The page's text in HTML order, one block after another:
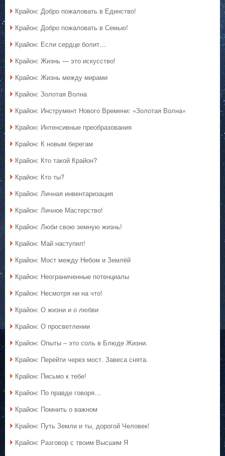
Крайон: Добро пожаловать в Единство!
Крайон: Добро пожаловать в Семью!
Крайон: Если сердце болит…
Крайон: Жизнь — это искусство!
Крайон: Жизнь между мирами
Крайон: Золотая Волна
Крайон: Инструмент Нового Времени: «Золотая Волна»
Крайон: Интенсивные преобразования
Крайон: К новым берегам
Крайон: Кто такой Крайон?
Крайон: Кто ты?
Крайон: Личная инвентаризация
Крайон: Личное Мастерство!
Крайон: Люби свою земную жизнь!
Крайон: Май наступил!
Крайон: Мост между Небом и Землёй
Крайон: Неограниченные потенциалы
Крайон: Несмотря ни на что!
Крайон: О жизни и о любви
Крайон: О просветлении
Крайон: Опыты – это соль в Блюде Жизни.
Крайон: Перейти через мост. Завеса снята.
Крайон: Письмо к тебе!
Крайон: По правде говоря…
Крайон: Помнить о важном
Крайон: Путь Земли и ты, дорогой Человек!
Крайон: Разговор с твоим Высшим Я